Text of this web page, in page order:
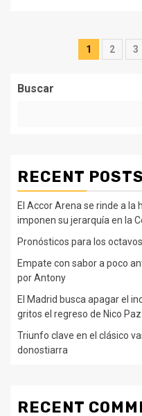
1 2 3
Buscar
RECENT POSTS
El Accor Arena se rinde a
imponen su jerarquía en la
Pronósticos para los
Empate con sabor a poco
por Antony
El Madrid busca apagar el
gritos el regreso de Nico Paz
Triunfo clave en el clásico
donostiarra
RECENT